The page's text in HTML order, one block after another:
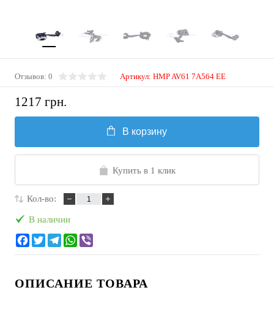
Отзывов: 0 Артикул: HMP AV61 7A564 EE
1217 грн.
В корзину
Купить в 1 клик
Кол-во:
В наличии
ОПИСАНИЕ ТОВАРА